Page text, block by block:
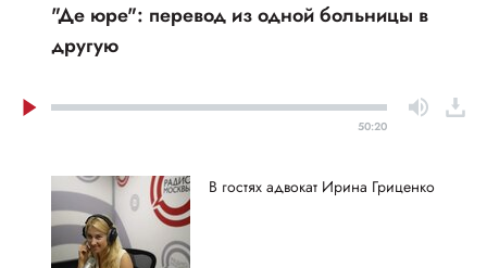
"Де юре": перевод из одной больницы в
другую
50:20
В гостях адвокат Ирина Гриценко